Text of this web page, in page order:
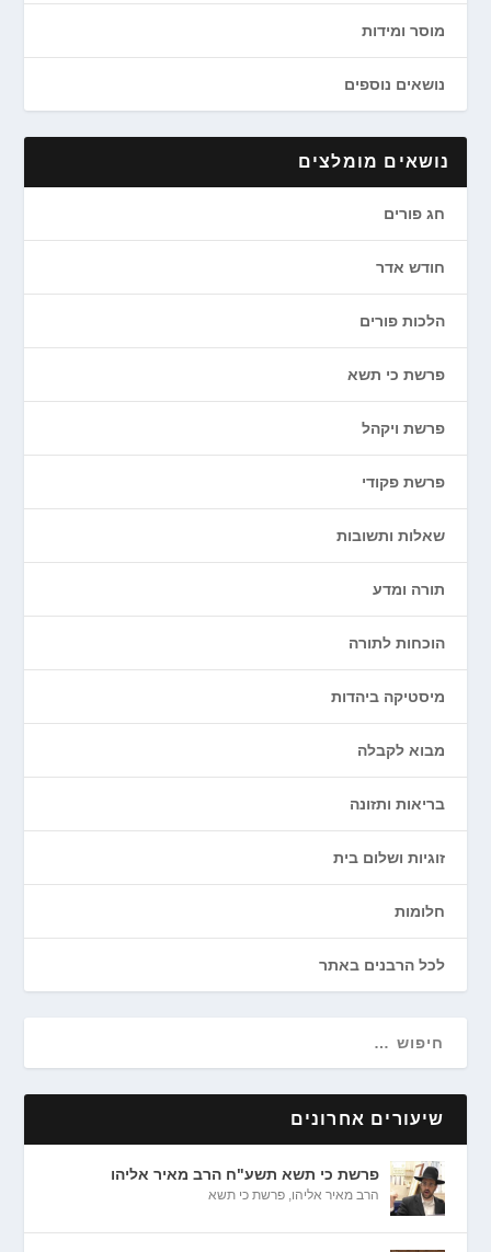
מוסר ומידות
נושאים נוספים
נושאים מומלצים
חג פורים
חודש אדר
הלכות פורים
פרשת כי תשא
פרשת ויקהל
פרשת פקודי
שאלות ותשובות
תורה ומדע
הוכחות לתורה
מיסטיקה ביהדות
מבוא לקבלה
בריאות ותזונה
זוגיות ושלום בית
חלומות
לכל הרבנים באתר
שיעורים אחרונים
פרשת כי תשא תשע"ח הרב מאיר אליהו
הרב מאיר אליהו,פרשת כי תשא